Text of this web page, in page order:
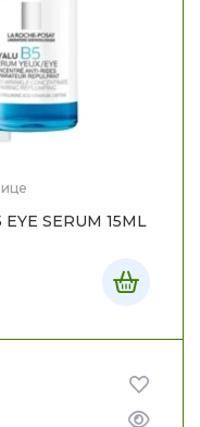
EYE SERUM 15ML